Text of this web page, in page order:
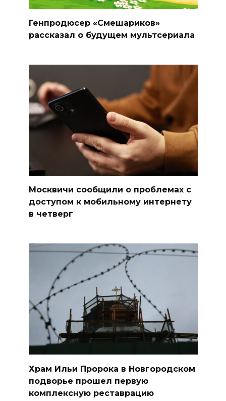
Генпродюсер «Смешариков»
рассказал о будущем мультсериала
Москвичи сообщили о проблемах с
доступом к мобильному интернету
в четверг
Храм Ильи Пророка в Новгородском
подворье прошел первую
комплексную реставрацию